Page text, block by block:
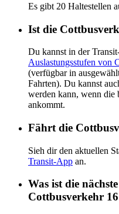
Es gibt 20 Haltestellen
Ist die
Du kannst in der
Auslastungsstufen von
(verfügbar in
Fahrten). Du kannst
werden kann, wenn die
ankommt.
Fährt die
Sieh dir den aktuellen
Transit-App an.
Was ist die
Cottbusverkehr